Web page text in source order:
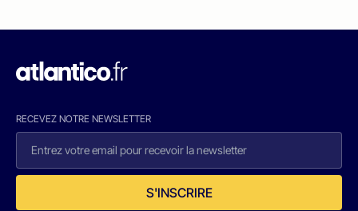
RECEVEZ NOTRE NEWSLETTER
S'INSCRIRE